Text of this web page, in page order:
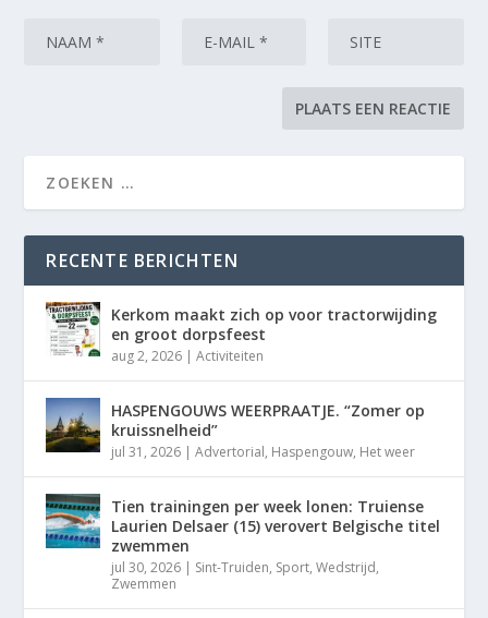
RECENTE BERICHTEN
Kerkom maakt zich op voor tractorwijding
en groot dorpsfeest
aug 2, 2026 |Activiteiten
HASPENGOUWS WEERPRAATJE. “Zomer op
kruissnelheid”
jul 31, 2026 |Advertorial, Haspengouw, Het weer
Tien trainingen per week lonen: Truiense
Laurien Delsaer (15) verovert Belgische titel
zwemmen
jul 30, 2026 | Sint-Truiden, Sport,Wedstrijd,
Zwemmen